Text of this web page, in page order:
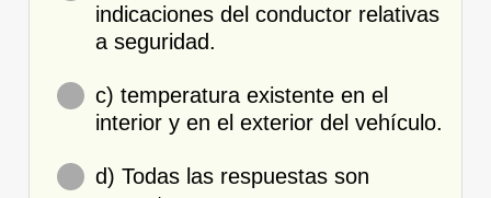
indicaciones del conductor relativas
a seguridad.
c) temperatura existente en el
interior y en el exterior del vehículo.
d) Todas las respuestas son